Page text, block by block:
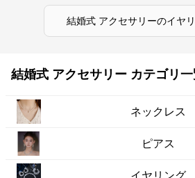
結婚式 アクセサリーのイヤ
結婚式 アクセサリー カテゴリ
ネックレス
ピアス
イヤリング